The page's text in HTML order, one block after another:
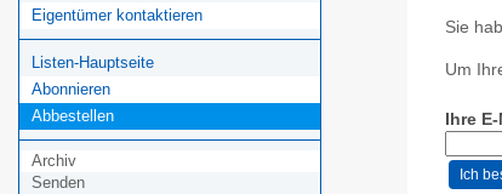
Eigentümer kontaktieren
Listen-Hauptseite
Abonnieren
Abbestellen
Archiv
Senden
Sie
Um
Ihre